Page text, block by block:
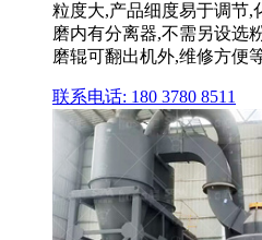
粒度大,产品细度易于调节,
磨内有分离器,不需另设选
磨辊可翻出机外,维修方便
联系电话: 180 3780 8511